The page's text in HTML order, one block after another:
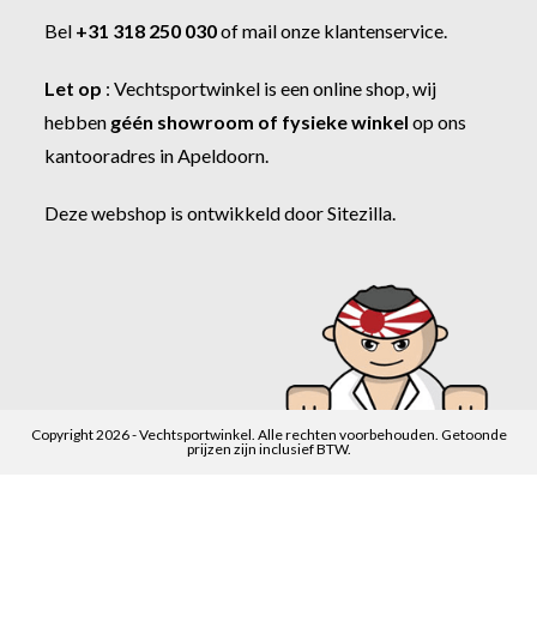
Bel +31 318 250 030ofmail onze klantenservice
Let op :Vechtsportwinkel is een online shop, wij
hebben géén showroom of fysieke winkel op ons
kantooradres in Apeldoorn.
Deze webshop is ontwikkeld doorSitezilla
Copyright 2026 - Vechtsportwinkel. Alle rechten voorbehouden. Getoonde
prijzen zijn inclusief BTW.